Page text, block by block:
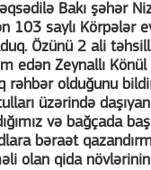
Bakı şəhər
103 saylı Körpələr
Özünü 2 ali
edən Zeynallı Könül
rəhbər olduğunu
üzərində
və bağçada
bəraət
olan qida